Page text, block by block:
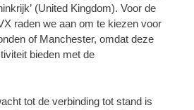
(United Kingdom). Voor de
raden we aan om te kiezen voor
of Manchester, omdat deze
bieden met de
tot de verbinding tot stand is